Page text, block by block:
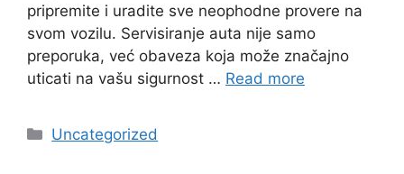
pripremite i uradite sve neophodne provere na
svom vozilu. Servisiranje auta nije samo
preporuka, već obaveza koja može značajno
uticati na vašu sigurnost … Read more
Categories
Uncategorized